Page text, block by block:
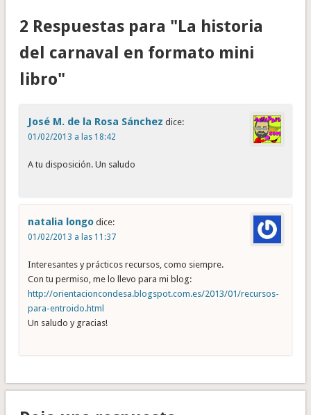
2 Respuestas para "La historia
del carnaval en formato mini
libro"
José M. de la Rosa Sánchez dice:
01/02/2013 a las 18:42
A tu disposición. Un saludo
natalia longo dice:
01/02/2013 a las 11:37
Interesantes y prácticos recursos, como siempre.
Con tu permiso, me lo llevo para mi blog:
http://orientacioncondesa.blogspot.com.es/2013/01/recursos-
para-entroido.html
Un saludo y gracias!